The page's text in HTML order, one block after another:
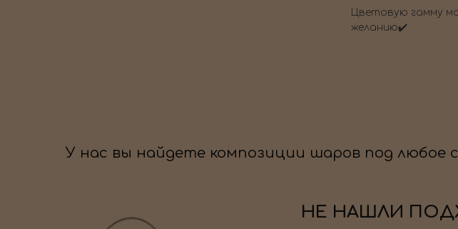
Цветовую гамму
желанию✔️
У нас вы найдете композиции шаров под любое
НЕ НАШЛИ